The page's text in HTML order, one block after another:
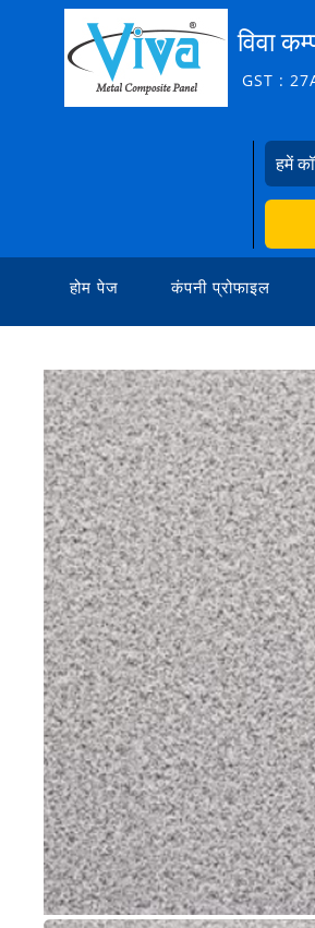
विवा
GST :
हमें
होम पेज कंपनी प्रोफाइल